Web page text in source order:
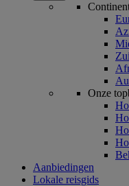
Onze
Aanbiedingen
Lokale reisgids